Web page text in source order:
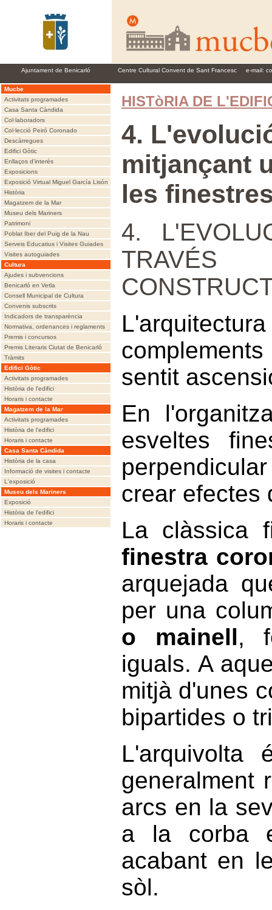
Ajuntament de Benicarló Centre Cultural Convent de Sant Francesc e-mail:
Mucbe
Activitats programades
Casa Santa Càndida
Col·laboradors
Col·lecció Peiró Coronado
Descàrregues
Edifici Gòtic
Enllaços d'interés
Exposicions
Exposició Virtual Miguel García Lisón
Història
Magatzem de la Mar
Museu dels Mariners
Patrimoni
Poblat Iber del Puig de la Nau
Serveis Educatius i Visites Guiades
Visites autoguiades
Cultura
Ajudes i subvencions
Benicarló en Vetla
Consell Municipal de Cultura
Convenis subscrits
Indicadors de transparència
Normativa, ordenances i reglaments
Premis i concursos
Premis Literaris Ciutat de Benicarló
Tràmits
Edifici Gòtic
Activitats programades
Història de l'edifici
Horaris i contacte
Magatzem de la Mar
Activitats programades
Història de l'edifici
Horaris i contacte
Casa Santa Càndida
Història de la casa
Informació de visites i contacte
L'exposició
Museu dels Mariners
Exposició
Història de l'edifici
Horaris i contacte
HISTòRIA DE
4.
mitjançant
les
4.
sentit
En
esveltes
crear efectes
La clàssica
finestra
arquejada
per una
o mainell,
iguals. A
mitjà d'unes
bipartides o
L'arquivolta
generalment
arcs en la
a la corba
acabant en
sòl.